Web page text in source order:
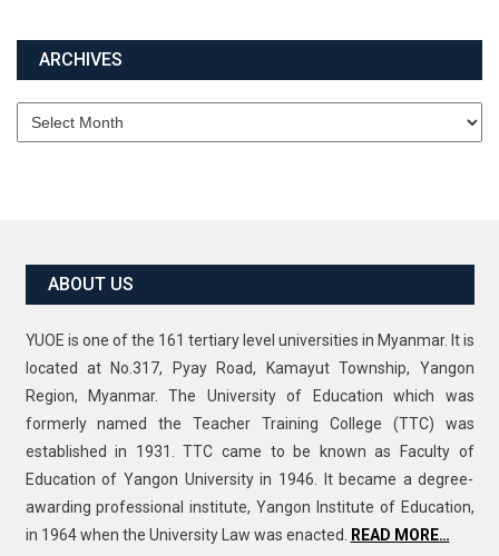
ARCHIVES
Archives
ABOUT US
YUOE is one of the 161 tertiary level universities in Myanmar. It is
located at No.317, Pyay Road, Kamayut Township, Yangon
Region, Myanmar. The University of Education which was
formerly named the Teacher Training College (TTC) was
established in 1931. TTC came to be known as Faculty of
Education of Yangon University in 1946. It became a degree-
awarding professional institute, Yangon Institute of Education,
in 1964 when the University Law was enacted.
READ MORE…